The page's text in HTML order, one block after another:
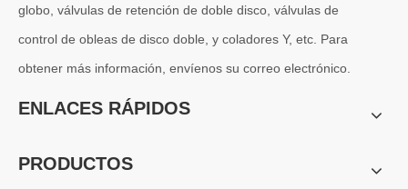
2026-07-04
En sistemas de tuberías criogénicas y de baja temperatura, los
globo, válvulas de retención de doble disco, válvulas de
control de obleas de disco doble, y coladores Y, etc. Para
obtener más información, envíenos su correo electrónico.
ENLACES RÁPIDOS
PRODUCTOS